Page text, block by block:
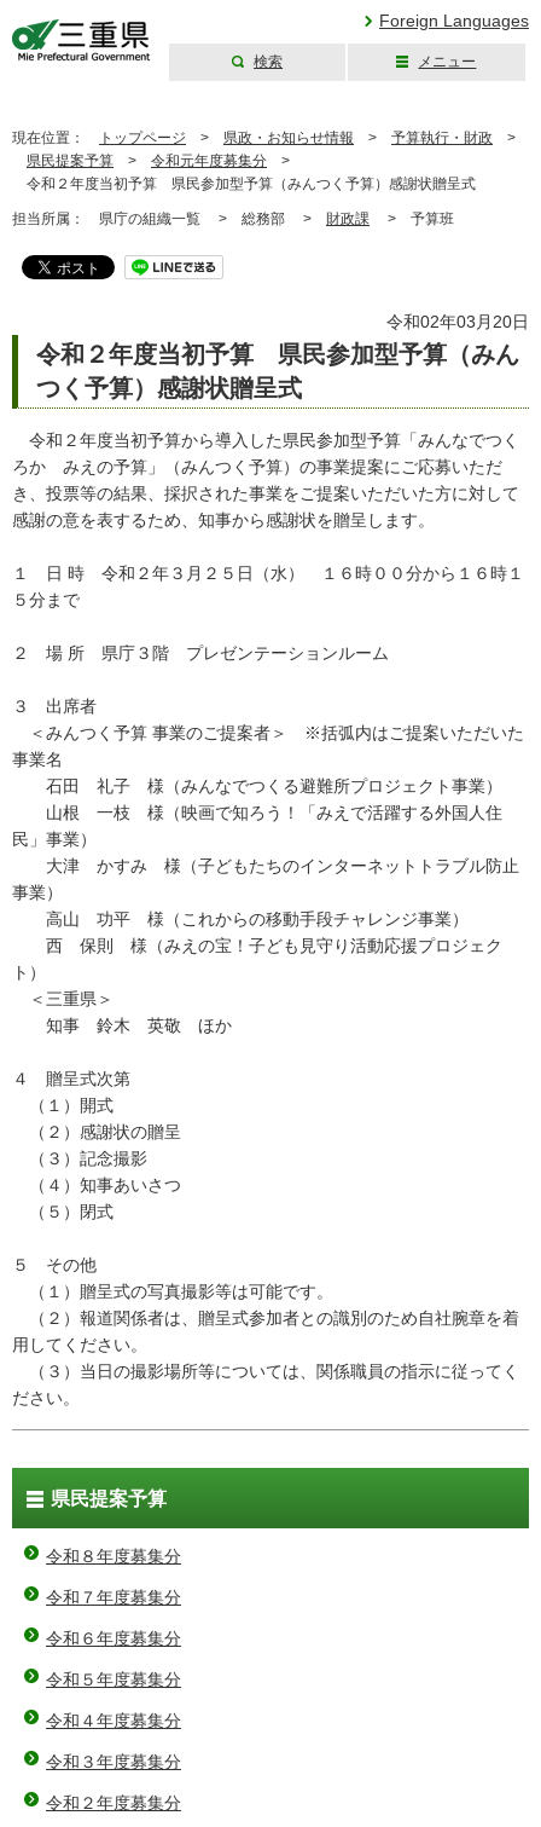
Foreign Languages
検索 メニュー
現在位置： トップページ > 県政・お知らせ情報 > 予算執行・財政 >
県民提案予算 > 令和元年度募集分 >
令和２年度当初予算 県民参加型予算（みんつく予算）感謝状贈呈式
担当所属： 県庁の組織一覧 > 総務部 > 財政課 > 予算班
令和02年03月20日
令和２年度当初予算 県民参加型予算（みん
つく予算）感謝状贈呈式
令和２年度当初予算から導入した県民参加型予算「みんなでつく
ろか みえの予算」（みんつく予算）の事業提案にご応募いただ
き、投票等の結果、採択された事業をご提案いただいた方に対して
感謝の意を表するため、知事から感謝状を贈呈します。
１ 日 時 令和２年３月２５日（水） １６時００分から１６時１
５分まで
２ 場 所 県庁３階 プレゼンテーションルーム
３ 出席者
＜みんつく予算 事業のご提案者＞ ※括弧内はご提案いただいた
事業名
石田 礼子 様（みんなでつくる避難所プロジェクト事業）
山根 一枝 様（映画で知ろう！「みえで活躍する外国人住
民」事業）
大津 かすみ 様（子どもたちのインターネットトラブル防止
事業）
高山 功平 様（これからの移動手段チャレンジ事業）
西 保則 様（みえの宝！子ども見守り活動応援プロジェク
ト）
＜三重県＞
知事 鈴木 英敬 ほか
４ 贈呈式次第
（１）開式
（２）感謝状の贈呈
（３）記念撮影
（４）知事あいさつ
（５）閉式
５ その他
（１）贈呈式の写真撮影等は可能です。
（２）報道関係者は、贈呈式参加者との識別のため自社腕章を着
用してください。
（３）当日の撮影場所等については、関係職員の指示に従ってく
ださい。
県民提案予算
令和８年度募集分
令和７年度募集分
令和６年度募集分
令和５年度募集分
令和４年度募集分
令和３年度募集分
令和２年度募集分